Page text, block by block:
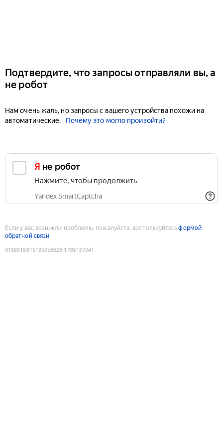
Подтвердите, что запросы отправляли вы, а
не робот
Нам очень жаль, но запросы с вашего устройства похожи на
автоматические.
Почему это могло произойти?
Я не робот
Нажмите, чтобы продолжить
Yandex SmartCaptcha
Если у вас возникли проблемы, пожалуйста, воспользуйтесьформой
обратной связи
9188518815135058623:1786187041